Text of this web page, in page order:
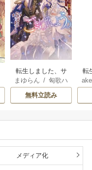
転生しました、サ
ラナ・キンジェで
す。ごきげんよ
う。
まゆらん /匈歌ハ
トリ
無料立読み
転
帝
メディア化